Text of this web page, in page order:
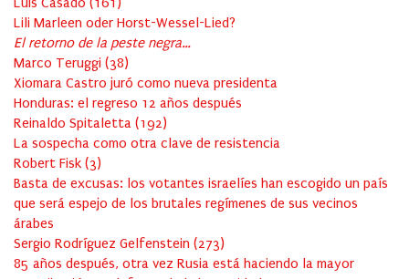
Lili Marleen oder Horst-Wessel-Lied?
El retorno de la peste negra…
Marco Teruggi (38)
Xiomara Castro juró como nueva presidenta
Honduras: el regreso 12 años después
Reinaldo Spitaletta (192)
La sospecha como otra clave de resistencia
Robert Fisk (3)
Basta de excusas: los votantes israelíes han escogido un país
que será espejo de los brutales regímenes de sus vecinos
árabes
Sergio Rodríguez Gelfenstein (273)
85 años después, otra vez Rusia está haciendo la mayor